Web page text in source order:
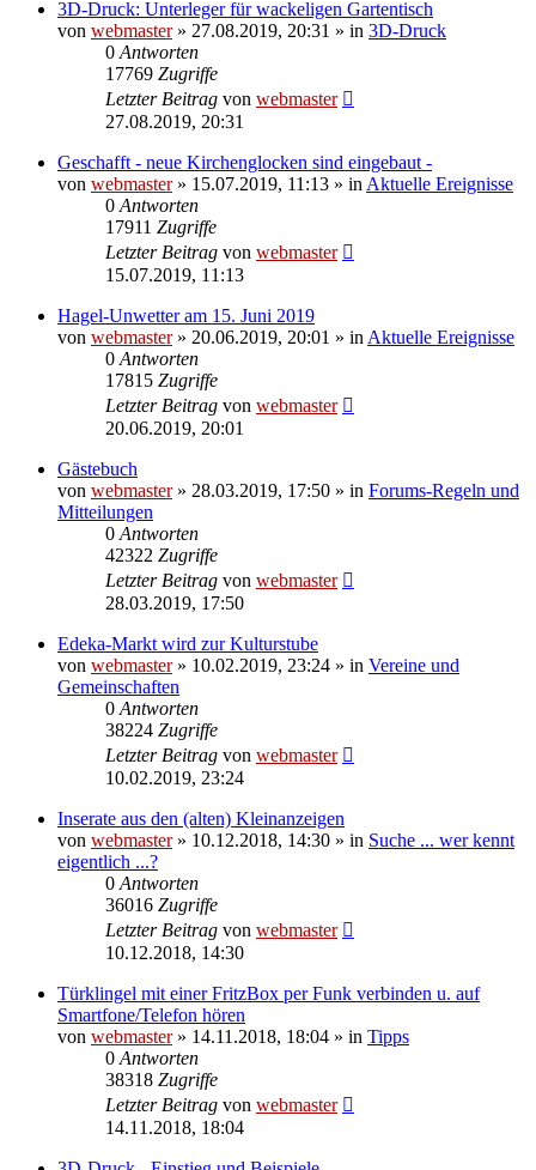
3D-Druck: Unterleger für wackeligen Gartentisch
von webmaster» 27.08.2019, 20:31 » in 3D-Druck
0 Antworten
17769 Zugriffe
Letzter Beitrag von webmaster
27.08.2019, 20:31
Geschafft - neue Kirchenglocken sind eingebaut -
von webmaster» 15.07.2019, 11:13 » in Aktuelle Ereignisse
0 Antworten
17911 Zugriffe
Letzter Beitrag von webmaster
15.07.2019, 11:13
Hagel-Unwetter am 15. Juni 2019
von webmaster» 20.06.2019, 20:01 » in Aktuelle Ereignisse
0 Antworten
17815 Zugriffe
Letzter Beitrag von webmaster
20.06.2019, 20:01
Gästebuch
von webmaster» 28.03.2019, 17:50 » in Forums-Regeln und
Mitteilungen
0 Antworten
42322 Zugriffe
Letzter Beitrag von webmaster
28.03.2019, 17:50
Edeka-Markt wird zur Kulturstube
von webmaster» 10.02.2019, 23:24 » in Vereine und
Gemeinschaften
0 Antworten
38224 Zugriffe
Letzter Beitrag von webmaster
10.02.2019, 23:24
Inserate aus den (alten) Kleinanzeigen
von webmaster» 10.12.2018, 14:30 » in Suche ... wer kennt
eigentlich ...?
0 Antworten
36016 Zugriffe
Letzter Beitrag von webmaster
10.12.2018, 14:30
Türklingel mit einer FritzBox per Funk verbinden u. auf
Smartfone/Telefon hören
von webmaster» 14.11.2018, 18:04 » in Tipps
0 Antworten
38318 Zugriffe
Letzter Beitrag von webmaster
14.11.2018, 18:04